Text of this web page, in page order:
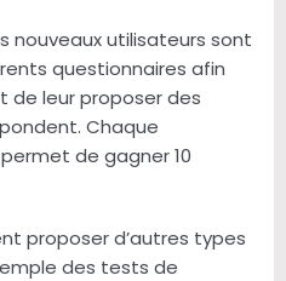
nouveaux utilisateurs sont
questionnaires afin
de leur proposer des
Chaque
de gagner 10
proposer d’autres types
des tests de